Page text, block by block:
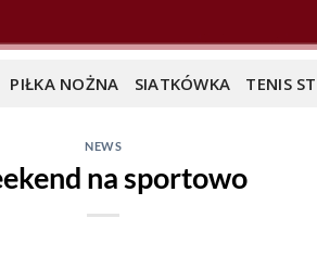
PIŁKA NOŻNA SIATKÓWKA TENIS
NEWS
na sportowo